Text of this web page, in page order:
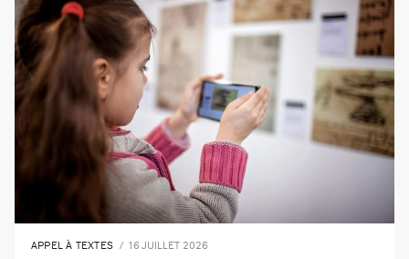
APPEL À TEXTES 16 JUILLET 2026